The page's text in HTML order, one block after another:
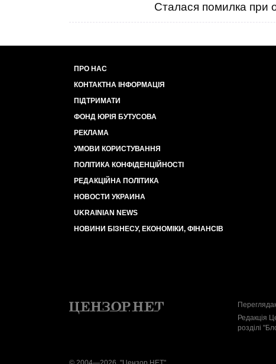
Сталася помилка при
ПРО НАС
КОНТАКТНА ІНФОРМАЦІЯ
ПІДТРИМАТИ
ФОНД ЮРІЯ БУТУСОВА
РЕКЛАМА
УМОВИ КОРИСТУВАННЯ
ПОЛІТИКА КОНФІДЕНЦІЙНОСТІ
РЕДАКЦІЙНА ПОЛІТИКА
НОВОСТИ УКРАИНА
UKRAINIAN NEWS
НОВИНИ БІЗНЕСУ, ЕКОНОМІКИ, ФІНАНСІВ
Редакція
розділі